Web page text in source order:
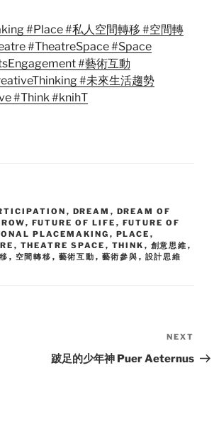
#Place#私人空間轉移 #空間轉
#TheatreSpace#Space
#藝術互動
#未來生活趨勢
#Think#knihT
, DREAM , DREAM OF
, FUTURE OF LIFE , FUTURE OF
PLACEMAKING , PLACE ,
, THEATRE SPACE , THINK , 創意思維 ,
, 空間轉移 , 藝術互動 , 藝術參與 , 設計思維
Post
NEXT
跛足的少年神 Puer Aeternus